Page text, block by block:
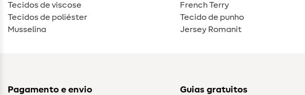
Tecidos de viscose
Tecidos de poliéster
Musselina
French Terry
Tecido de punho
Jersey Romanit
Pagamento e envio Guias gratuitos